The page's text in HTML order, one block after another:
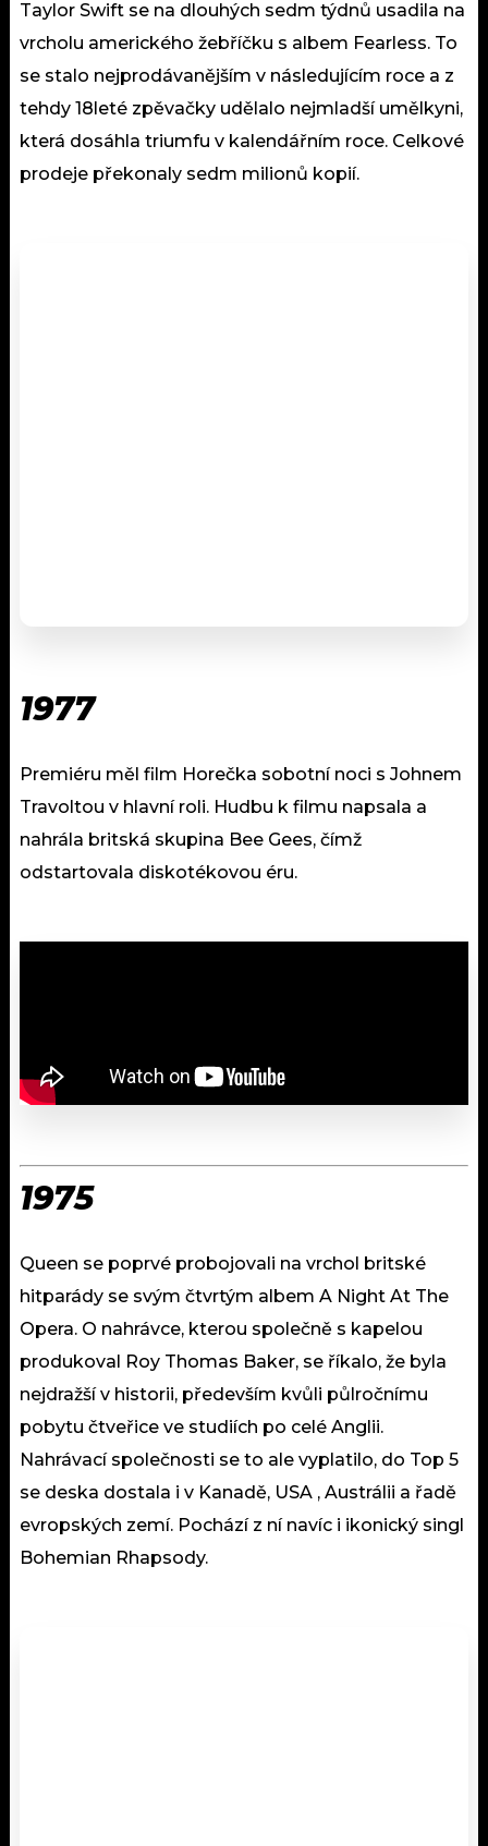
Taylor Swift se na dlouhých sedm týdnů usadila na
vrcholu amerického žebříčku s albem Fearless. To
se stalo nejprodávanějším v následujícím roce a z
tehdy 18leté zpěvačky udělalo nejmladší umělkyni,
která dosáhla triumfu v kalendářním roce. Celkové
prodeje překonaly sedm milionů kopií.
1977
Premiéru měl film Horečka sobotní noci s Johnem
Travoltou v hlavní roli. Hudbu k filmu napsala a
nahrála britská skupina Bee Gees, čímž
odstartovala diskotékovou éru.
1975
Queen se poprvé probojovali na vrchol britské
hitparády se svým čtvrtým albem A Night At The
Opera. O nahrávce, kterou společně s kapelou
produkoval Roy Thomas Baker, se říkalo, že byla
nejdražší v historii, především kvůli půlročnímu
pobytu čtveřice ve studiích po celé Anglii.
Nahrávací společnosti se to ale vyplatilo, do Top 5
se deska dostala i v Kanadě, USA , Austrálii a řadě
evropských zemí. Pochází z ní navíc i ikonický singl
Bohemian Rhapsody.